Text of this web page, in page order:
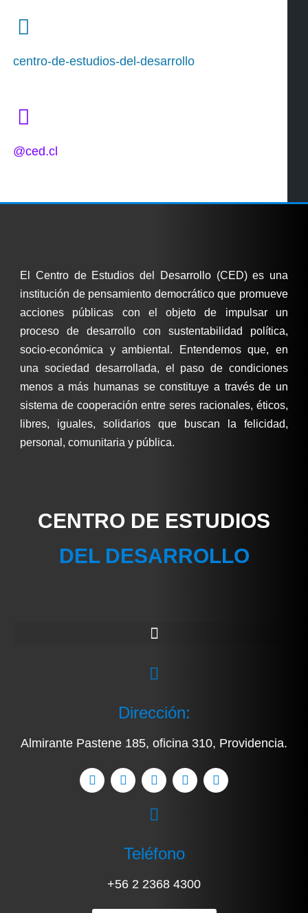
centro-de-estudios-del-desarrollo
@ced.cl
El Centro de Estudios del Desarrollo (CED) es una
institución de pensamiento democrático que promueve
acciones públicas con el objeto de impulsar un
proceso de desarrollo con sustentabilidad política,
socio-económica y ambiental. Entendemos que, en
una sociedad desarrollada, el paso de condiciones
menos a más humanas se constituye a través de un
sistema de cooperación entre seres racionales, éticos,
libres, iguales, solidarios que buscan la felicidad,
personal, comunitaria y pública.
CENTRO DE ESTUDIOS
DEL DESARROLLO
Dirección:
Almirante Pastene 185, oficina 310, Providencia.
Teléfono
+56 2 2368 4300